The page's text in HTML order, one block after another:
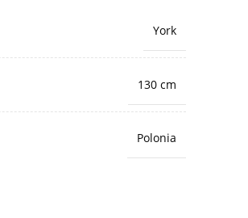
York
130 cm
Polonia